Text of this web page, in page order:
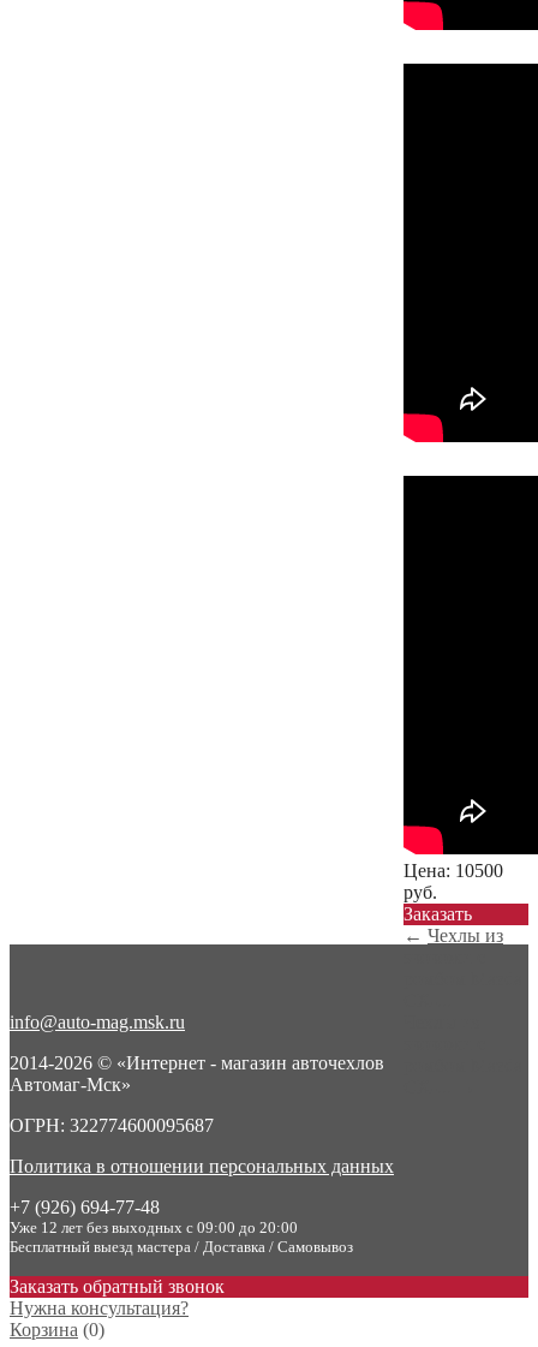
Цена: 10500
руб.
Заказать
← Чехлы из
info@auto-mag.msk.ru
2014-2026 © «Интернет - магазин авточехлов
Автомаг-Мск»
ОГРН: 322774600095687
Политика в отношении персональных данных
+7 (926) 694-77-48
Уже 12 лет без выходных с 09:00 до 20:00
Бесплатный выезд мастера / Доставка / Самовывоз
Заказать обратный звонок
Нужна консультация?
Корзина (0)